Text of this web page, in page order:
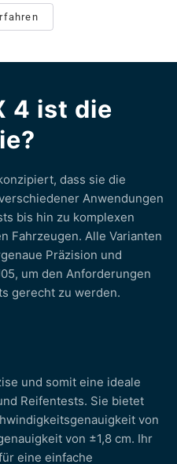
4 ist die
dass sie die
Anwendungen
bis hin zu komplexen
Fahrzeugen. Alle Varianten
Präzision und
um den Anforderungen
gerecht zu werden.
und somit eine ideale
Reifentests. Sie bietet
von
von ±1,8 cm. Ihr
eine einfache